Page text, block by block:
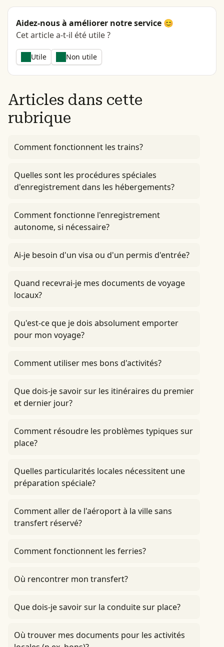
Aidez-nous à améliorer notre service 😊
Cet article a-t-il été utile ?
Utile Non utile
Articles dans cette
rubrique
Comment fonctionnent les trains?
Quelles sont les procédures spéciales
d'enregistrement dans les hébergements?
Comment fonctionne l'enregistrement
autonome, si nécessaire?
Ai-je besoin d'un visa ou d'un permis d'entrée?
Quand recevrai-je mes documents de voyage
locaux?
Qu'est-ce que je dois absolument emporter
pour mon voyage?
Comment utiliser mes bons d'activités?
Que dois-je savoir sur les itinéraires du premier
et dernier jour?
Comment résoudre les problèmes typiques sur
place?
Quelles particularités locales nécessitent une
préparation spéciale?
Comment aller de l'aéroport à la ville sans
transfert réservé?
Comment fonctionnent les ferries?
Où rencontrer mon transfert?
Que dois-je savoir sur la conduite sur place?
Où trouver mes documents pour les activités